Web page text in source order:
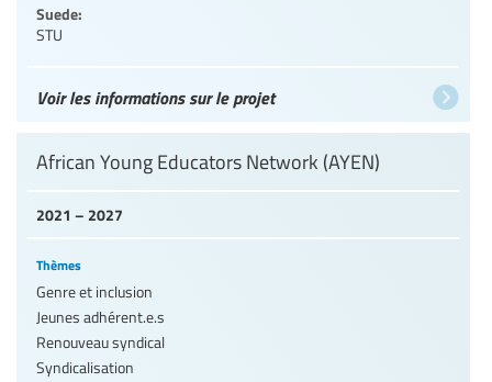
Suede:
STU
Voir les informations sur le projet
2021 – 2027
African Young Educators Network (AYEN)
Thèmes
Genre et inclusion
Jeunes adhérent.e.s
Renouveau syndical
Syndicalisation